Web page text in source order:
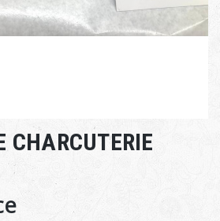
CHARCUTERIE